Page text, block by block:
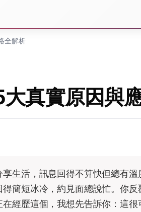
全解析
真實原因與
生活，訊息回得不算快但總有
簡短冰冷，約見面總說忙。你
經歷這個，我想先告訴你：這